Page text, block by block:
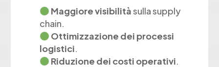
Maggiore visibilitàsulla supply
chain.
Ottimizzazione dei processi
logistici.
Riduzione dei costi operativi.